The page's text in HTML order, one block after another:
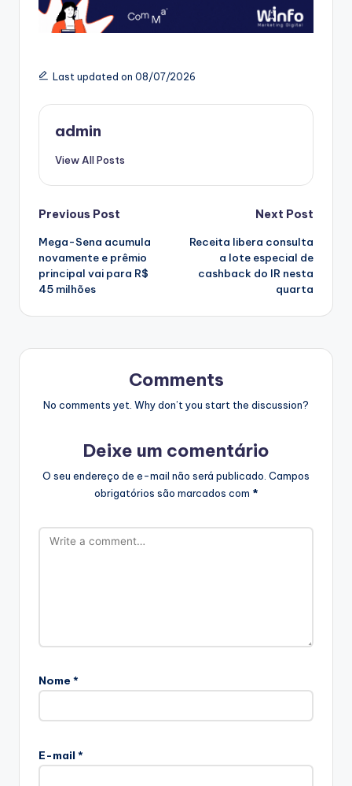
Last updated on 08/07/2026
admin
View All Posts
Post
navigation
Previous Post
Mega-Sena acumula
novamente e prêmio
principal vai para R$
45 milhões
Next Post
Receita libera consulta
a lote especial de
cashback do IR nesta
quarta
Comments
No comments yet. Why don’t you start the discussion?
Deixe um comentário
O seu endereço de e-mail não será publicado. Campos
obrigatórios são marcados com *
Nome *
E-mail *